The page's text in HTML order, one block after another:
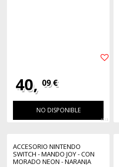
40, 09 €
NO DISPONIBLE
4613
ACCESORIO NINTENDO
SWITCH - MANDO JOY - CON
MORADO NEON - NARANJA